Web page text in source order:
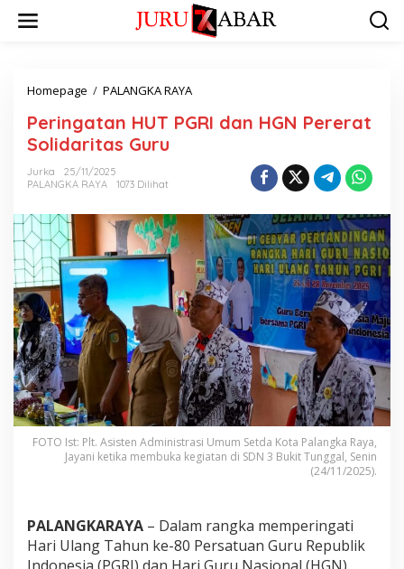
Homepage / PALANGKA RAYA
Peringatan HUT PGRI dan HGN Pererat
Solidaritas Guru
Jurka
25/11/2025
PALANGKA RAYA
1073 Dilihat
FOTO Ist: Plt. Asisten Administrasi Umum Setda Kota Palangka Raya,
Jayani ketika membuka kegiatan di SDN 3 Bukit Tunggal, Senin
(24/11/2025).
PALANGKARAYA – Dalam rangka memperingati
Hari Ulang Tahun ke-80 Persatuan Guru Republik